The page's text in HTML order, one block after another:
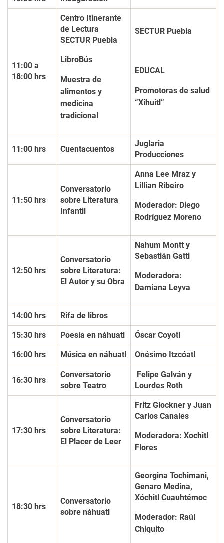
11:00 a
18:00 hrs
Centro Itinerante
de Lectura
SECTUR Puebla
LibroBús
Muestra de
alimentos y
medicina
tradicional
SECTUR Puebla
EDUCAL
Promotoras de salud
“Xihuitl”
11:00 hrs Cuentacuentos
Juglaria
Producciones
11:50 hrs
Conversatorio
sobre Literatura
Infantil
Anna Lee Mraz y
Lillian Ribeiro
Moderador: Diego
Rodríguez Moreno
12:50 hrs
Conversatorio
sobre Literatura:
El Autor y su Obra
Nahum Montt y
Sebastián Gatti
Moderadora:
Damiana Leyva
14:00 hrs Rifa de libros
15:30 hrs Poesía en náhuatl Óscar Coyotl
16:00 hrs Música en náhuatl Onésimo Itzcóatl
16:30 hrs
Conversatorio
sobre Teatro
Felipe Galván y
Lourdes Roth
17:30 hrs
Conversatorio
sobre Literatura:
El Placer de Leer
Fritz Glockner y Juan
Carlos Canales
Moderadora: Xochitl
Flores
18:30 hrs
Conversatorio
sobre náhuatl
Georgina Tochimani,
Genaro Medina,
Xóchitl Cuauhtémoc
Moderador: Raúl
Chiquito